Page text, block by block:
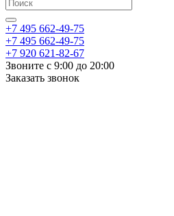
+7 495 662-49-75
+7 495 662-49-75
+7 920 621-82-67
Звоните с 9:00 до 20:00
Заказать звонок